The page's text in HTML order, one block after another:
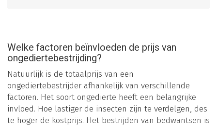
Welke factoren beïnvloeden de prijs van
ongediertebestrijding?
Natuurlijk is de totaalprijs van een
ongediertebestrijder afhankelijk van verschillende
factoren. Het soort ongedierte heeft een belangrijke
invloed. Hoe lastiger de insecten zijn te verdelgen, des
te hoger de kostprijs. Het bestrijden van bedwantsen is